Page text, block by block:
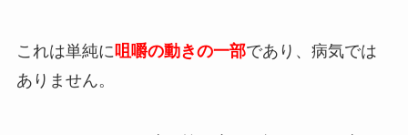
これは単純に咀嚼の動きの一部であり、病気では
ありません。